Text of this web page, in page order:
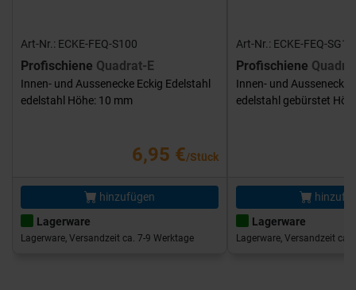
Art-Nr.: ECKE-FEQ-S100
Profischiene Quadrat-E
Innen- und Aussenecke Eckig Edelstahl
edelstahl Höhe: 10 mm
6,95 €/Stück
hinzufügen
Lagerware
Lagerware, Versandzeit ca. 7-9 Werktage
Art-Nr.: ECKE-FEQ-
Profischiene
Innen- und Aussenecke
edelstahl gebürstet
Lagerware
Lagerware, Versandzeit ca.